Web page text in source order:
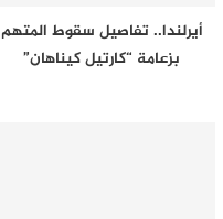
أيرلندا.. تفاصيل سقوط المتهم
بزعامة “كارتيل كيناهان”